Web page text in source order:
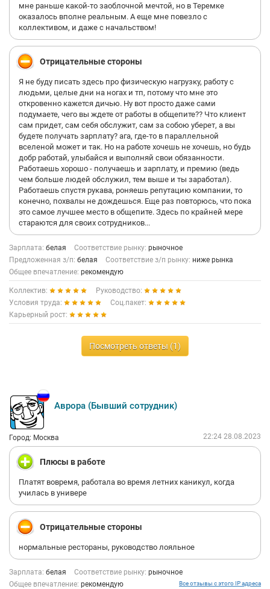
мне раньше какой-то заоблочной мечтой, но в Теремке
оказалось вполне реальным. А еще мне повезло с
коллективом, и даже с начальством!
Отрицательные стороны
Я не буду писать здесь про физическую нагрузку, работу с
людьми, целые дни на ногах и тп, потому что мне это
откровенно кажется дичью. Ну вот просто даже сами
подумаете, чего вы ждете от работы в общепите?? Что клиент
сам придет, сам себя обслужит, сам за собою уберет, а вы
будете получать зарплату? ага, где-то в параллельной
вселеной может и так. Но на работе хочешь не хочешь, но будь
добр работай, улыбайся и выполняй свои обязанности.
Работаешь хорошо - получаешь и зарплату, и премию (ведь
чем больше людей обслужил, тем выше и ты заработал).
Работаешь спустя рукава, роняешь репутацию компании, то
конечно, похвалы не дождешься. Еще раз повторюсь, что пока
это самое лучшее место в общепите. Здесь по крайней мере
стараются для своих сотрудников...
Зарплата: белая Соответствие рынку: рыночное
Предложенная з/п: белая Соответствие з/п рынку: ниже рынка
Общее впечатление: рекомендую
Коллектив:
Руководство:
Условия труда:
Соц.пакет:
Карьерный рост:
Посмотреть ответы (1)
Аврора (Бывший сотрудник)
Город: Москва 22:24 28.08.2023
Плюсы в работе
Платят вовремя, работала во время летних каникул, когда
училась в универе
Отрицательные стороны
нормальные рестораны, руководство лояльное
Зарплата: белая Соответствие рынку: рыночное
Общее впечатление: рекомендую
Все отзывы с этого IP адреса